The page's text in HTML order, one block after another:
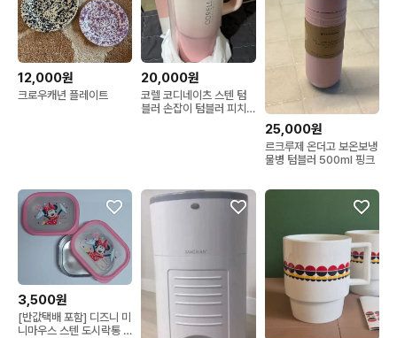
12,000원
크로우캐년 플레이트
20,000원
코렐 코디네이츠 스텐 텀
블러 손잡이 텀블러 피치
25,000원
르크루제 온더고 보온보냉
물병 텀블러 500ml 핑크
3,500원
[반값택배 포함] 디즈니 미
니마우스 스텐 도시락통 2